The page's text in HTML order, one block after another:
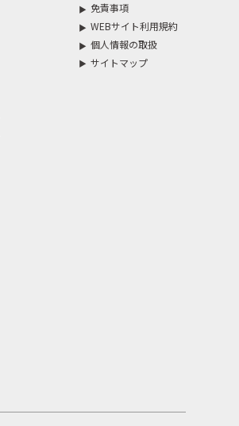
免責事項
WEBサイト利用規約
個人情報の取扱
サイトマップ